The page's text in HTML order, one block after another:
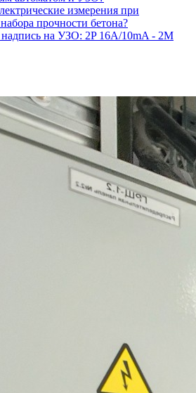
измерения при
прочности бетона?
надпись на УЗО: 2P 16A/10mA - 2М